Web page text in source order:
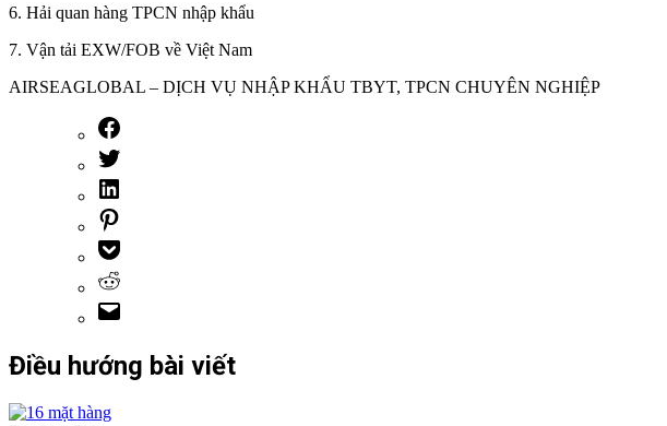
6. Hải quan hàng TPCN nhập khẩu
7. Vận tải EXW/FOB về Việt Nam
AIRSEAGLOBAL – DỊCH VỤ NHẬP KHẨU TBYT, TPCN CHUYÊN NGHIỆP
Điều hướng bài viết